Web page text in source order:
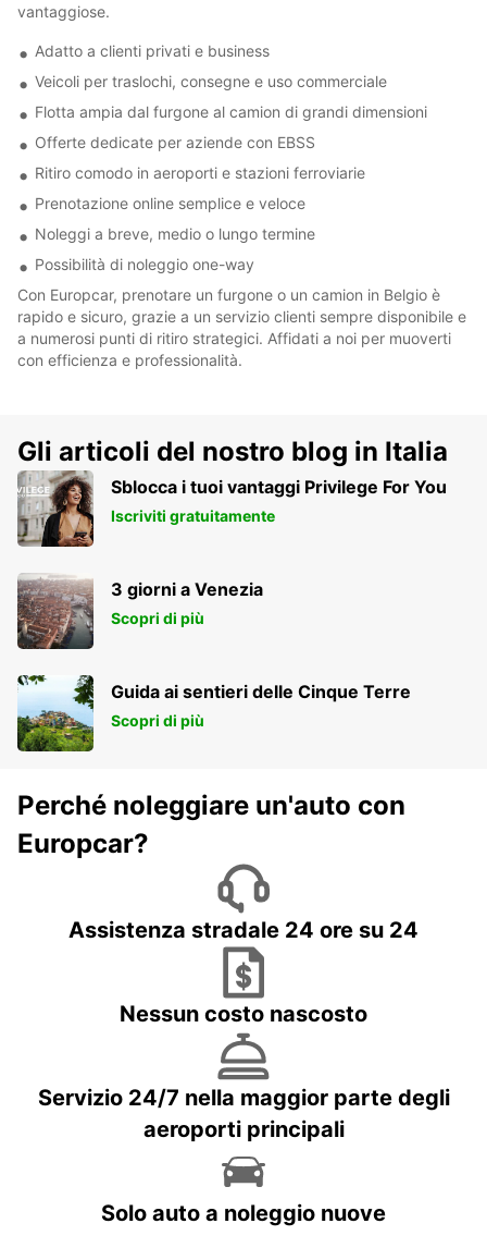
vantaggiose.
Adatto a clienti privati e business
Veicoli per traslochi, consegne e uso commerciale
Flotta ampia dal furgone al camion di grandi dimensioni
Offerte dedicate per aziende con EBSS
Ritiro comodo in aeroporti e stazioni ferroviarie
Prenotazione online semplice e veloce
Noleggi a breve, medio o lungo termine
Possibilità di noleggio one-way
Con Europcar, prenotare un furgone o un camion in Belgio è
rapido e sicuro, grazie a un servizio clienti sempre disponibile e
a numerosi punti di ritiro strategici. Affidati a noi per muoverti
con efficienza e professionalità.
Gli articoli del nostro blog in Italia
Sblocca i tuoi vantaggi Privilege For You
Iscriviti gratuitamente
3 giorni a Venezia
Scopri di più
Guida ai sentieri delle Cinque Terre
Scopri di più
Perché noleggiare un'auto con
Europcar?
Assistenza stradale 24 ore su 24
Nessun costo nascosto
Servizio 24/7 nella maggior parte degli
aeroporti principali
Solo auto a noleggio nuove